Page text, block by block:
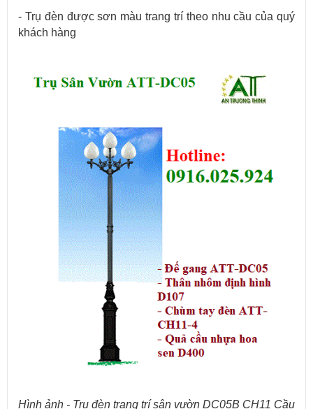
- Trụ đèn được sơn màu trang trí theo nhu cầu của quý
khách hàng
Hình ảnh - Trụ đèn trang trí sân vườn DC05B CH11 Cầu